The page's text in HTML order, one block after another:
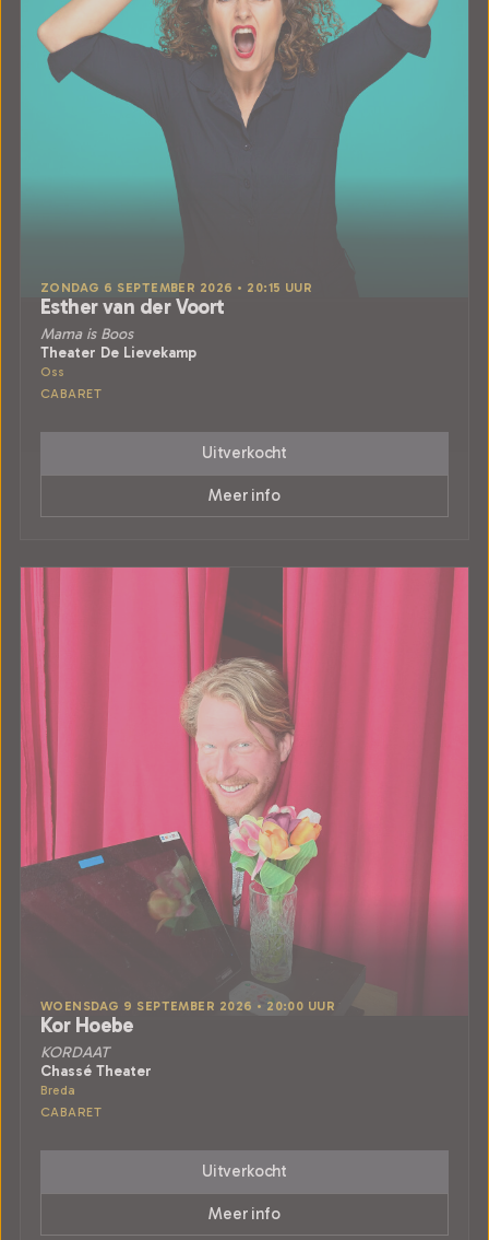
ZONDAG 6 SEPTEMBER 2026 • 20:15 UUR
Esther van der Voort
Mama is Boos
Theater De Lievekamp
Oss
CABARET
Uitverkocht
Meer info
WOENSDAG 9 SEPTEMBER 2026 • 20:00 UUR
Kor Hoebe
KORDAAT
Chassé Theater
Breda
CABARET
Uitverkocht
Meer info